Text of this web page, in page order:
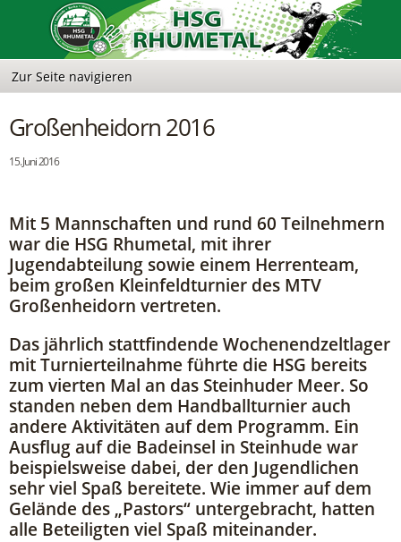
Großenheidorn 2016
15. Juni 2016
Mit 5 Mannschaften und rund 60 Teilnehmern
war die HSG Rhumetal, mit ihrer
Jugendabteilung sowie einem Herrenteam,
beim großen Kleinfeldturnier des MTV
Großenheidorn vertreten.
Das jährlich stattfindende Wochenendzeltlager
mit Turnierteilnahme führte die HSG bereits
zum vierten Mal an das Steinhuder Meer. So
standen neben dem Handballturnier auch
andere Aktivitäten auf dem Programm. Ein
Ausflug auf die Badeinsel in Steinhude war
beispielsweise dabei, der den Jugendlichen
sehr viel Spaß bereitete. Wie immer auf dem
Gelände des „Pastors“ untergebracht, hatten
alle Beteiligten viel Spaß miteinander.